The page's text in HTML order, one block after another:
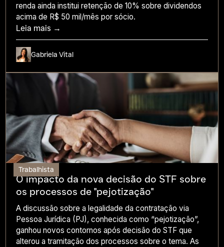
renda ainda institui retenção de 10% sobre dividendos
acima de R$ 50 mil/mês por sócio.
Leia mais →
Gabriela Vital
Trabalhista
O impacto da nova decisão do STF sobre
os processos de "pejotização"
A discussão sobre a legalidade da contratação via
Pessoa Jurídica (PJ), conhecida como “pejotização”,
ganhou novos contornos após decisão do STF que
alterou a tramitação dos processos sobre o tema. As